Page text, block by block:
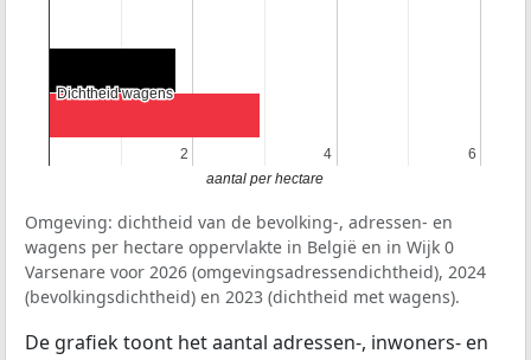
2
2 4
4 6
6
Dichtheid wagens
Dichtheid wagens
aantal per hectare
Omgeving: dichtheid van de bevolking-, adressen- en
wagens per hectare oppervlakte in België en in Wijk 0
Varsenare voor 2026 (omgevingsadressendichtheid), 2024
(bevolkingsdichtheid) en 2023 (dichtheid met wagens).
De grafiek toont het aantal adressen-, inwoners- en